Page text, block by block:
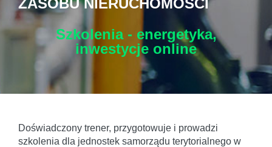
ZASOBU NIERUCHOMOŚCI
Szkolenia - energetyka,
inwestycje online
Doświadczony trener, przygotowuje i prowadzi
szkolenia dla jednostek samorządu terytorialnego w